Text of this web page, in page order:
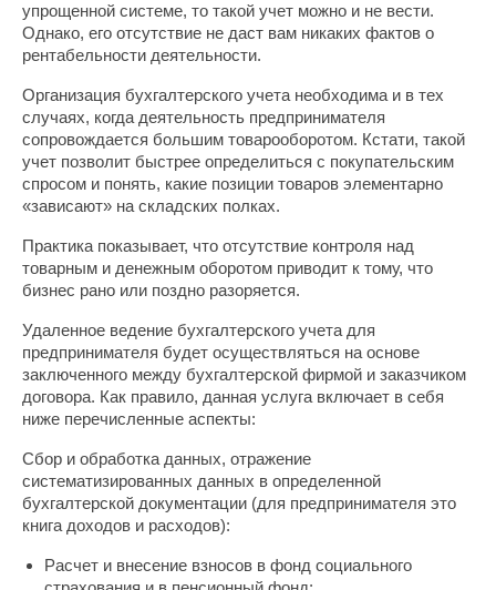
упрощенной системе, то такой учет можно и не вести.
Однако, его отсутствие не даст вам никаких фактов о
рентабельности деятельности.
Организация бухгалтерского учета необходима и в тех
случаях, когда деятельность предпринимателя
сопровождается большим товарооборотом. Кстати, такой
учет позволит быстрее определиться с покупательским
спросом и понять, какие позиции товаров элементарно
«зависают» на складских полках.
Практика показывает, что отсутствие контроля над
товарным и денежным оборотом приводит к тому, что
бизнес рано или поздно разоряется.
Удаленное ведение бухгалтерского учета для
предпринимателя будет осуществляться на основе
заключенного между бухгалтерской фирмой и заказчиком
договора. Как правило, данная услуга включает в себя
ниже перечисленные аспекты:
Сбор и обработка данных, отражение
систематизированных данных в определенной
бухгалтерской документации (для предпринимателя это
книга доходов и расходов):
Расчет и внесение взносов в фонд социального